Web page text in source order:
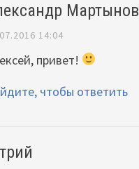
Мартынов
14:04
привет!
чтобы ответить